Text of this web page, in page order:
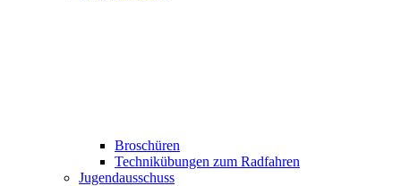
Broschüren
Technikübungen zum Radfahren
Jugendausschuss